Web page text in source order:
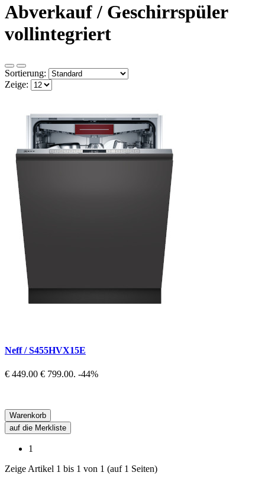
Abverkauf / Geschirrspüler
vollintegriert
Sortierung:
Zeige:
Neff / S455HVX15E
€ 449.00 € 799.00. -44%
Warenkorb
auf die Merkliste
1
Zeige Artikel 1 bis 1 von 1 (auf 1 Seiten)